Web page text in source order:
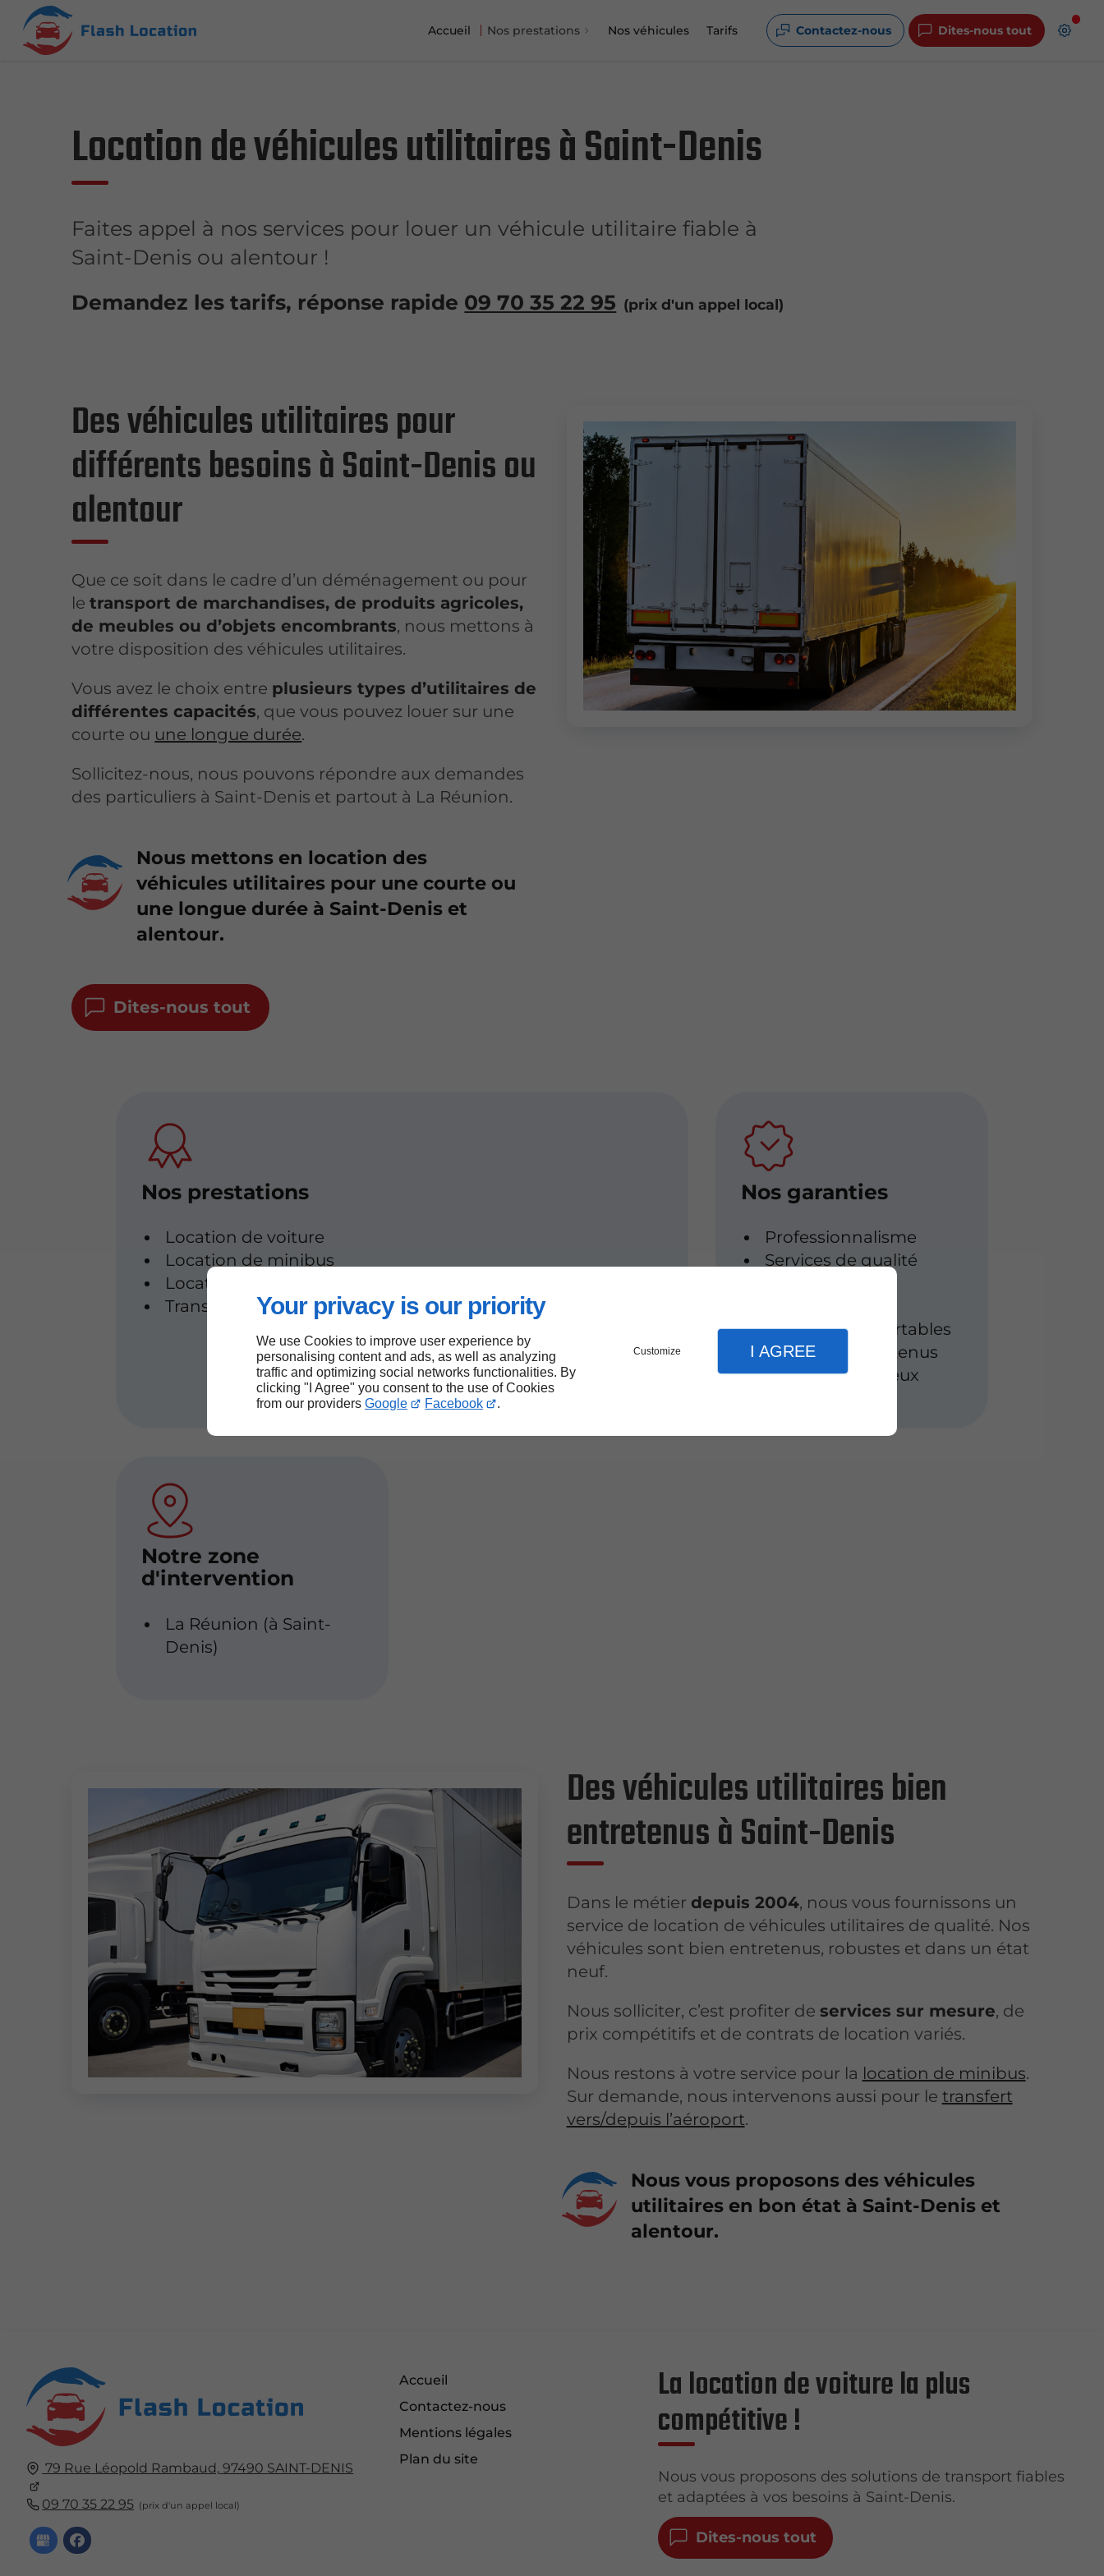
Your privacy is our priority
We use Cookies to improve user experience by
personalising content and ads, as well as analyzing
traffic and optimizing social networks functionalities. By
clicking "I Agree" you consent to the use of Cookies
from our providers Google Facebook .
Customize I AGREE
Accueil Nos prestations Nos véhicules Tarifs Contactez-nous Dites-nous tout
Location de véhicules utilitaires à Saint-Denis
Faites appel à nos services pour louer un véhicule utilitaire fiable à
Saint-Denis ou alentour !
Demandez les tarifs, réponse rapide 09 70 35 22 95
Des véhicules utilitaires pour
différents besoins à Saint-Denis ou
alentour
Que ce soit dans le cadre d’un déménagement ou pour
letransport de marchandises, de produits agricoles,
de meubles ou d’objets encombrants, nous mettons à
votre disposition des véhicules utilitaires.
Vous avez le choix entre plusieurs types d’utilitaires de
différentes capacités, que vous pouvez louer sur une
courte ou une longue durée.
Sollicitez-nous, nous pouvons répondre aux demandes
des particuliers à Saint-Denis et partout à La Réunion.
Nous mettons en location des
véhicules utilitaires pour une courte ou
une longue durée à Saint-Denis et
alentour.
Dites-nous tout
Nos prestations
Location de voiture
Location de minibus
Location de véhicules utilitaires
Transfert aéroport
Nos garanties
Professionnalisme
Services de qualité
Véhicules confortables
Véhicules entretenus
Véhicules spacieux
Notre zone
d'intervention
La Réunion (à Saint-
Denis)
Des véhicules utilitaires bien
entretenus à Saint-Denis
Dans le métier depuis 2004, nous vous fournissons un
service de location de véhicules utilitaires de qualité. Nos
véhicules sont bien entretenus, robustes et dans un état
neuf.
Nous solliciter, c’est profiter de services sur mesure, de
prix compétitifs et de contrats de location variés.
Nous restons à votre service pour la location de minibus.
Sur demande, nous intervenons aussi pour le transfert
vers/depuis l’aéroport.
Nous vous proposons des véhicules
utilitaires en bon état à Saint-Denis et
alentour.
79 Rue Léopold Rambaud, 97490 SAINT-DENIS
09 70 35 22 95
Accueil
Contactez-nous
Mentions légales
Plan du site
La location de voiture la plus
compétitive !
Nous vous proposons des solutions de transport fiables
et adaptées à vos besoins à Saint-Denis.
Dites-nous tout